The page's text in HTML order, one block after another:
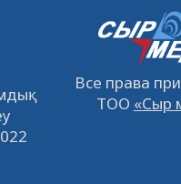
Все права
ТОО «Сыр